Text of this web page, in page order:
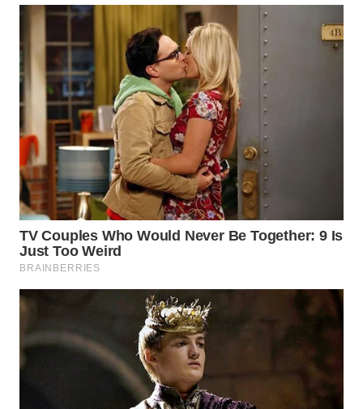
DANAU
TOBA
WN
NIAS
WN
LANGKAT
WN
TAPANULI
SELATAN
WN
WN